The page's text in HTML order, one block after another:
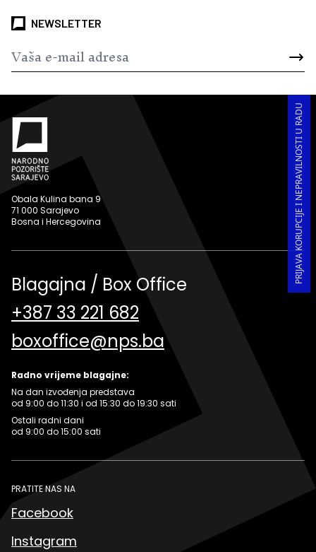
NEWSLETTER
PRIJAVA KORUPCIJE I NEPRAVILNOSTI U RADU
Obala Kulina bana 9
71 000 Sarajevo
Bosna i Hercegovina
Blagajna / Box Office
+387 33 221 682
boxoffice@nps.ba
Radno vrijeme blagajne:
Na dan izvođenja predstava
od 9:00 do 11:30 i od 15:30 do 19:30 sati
Ostali radni dani
od 9:00 do 15:00 sati
PRATITE NAS NA
Facebook
Instagram